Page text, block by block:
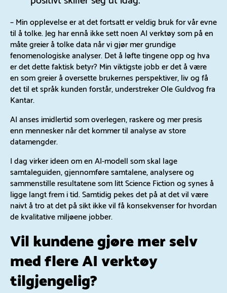
– Min opplevelse er at det fortsatt er veldig bruk for vår evne
til å tolke. Jeg har ennå ikke sett noen AI verktøy som på en
måte greier å tolke data når vi gjør mer grundige
fenomenologiske analyser. Det å løfte tingene opp og hva
er det dette faktisk betyr? Min viktigste jobb er det å være
en som greier å oversette brukernes perspektiver, liv og få
det til et språk kunden forstår, understreker Ole Guldvog fra
Kantar.
AI anses imidlertid som overlegen, raskere og mer presis
enn mennesker når det kommer til analyse av store
datamengder.
I dag virker ideen om en AI-modell som skal lage
samtaleguiden, gjennomføre samtalene, analysere og
sammenstille resultatene som litt Science Fiction og synes å
ligge langt frem i tid. Samtidig pekes det på at det vil være
naivt å tro at det på sikt ikke vil få konsekvenser for hvordan
de kvalitative miljøene jobber.
Vil kundene gjøre mer selv
med flere AI verktøy
tilgjengelig?